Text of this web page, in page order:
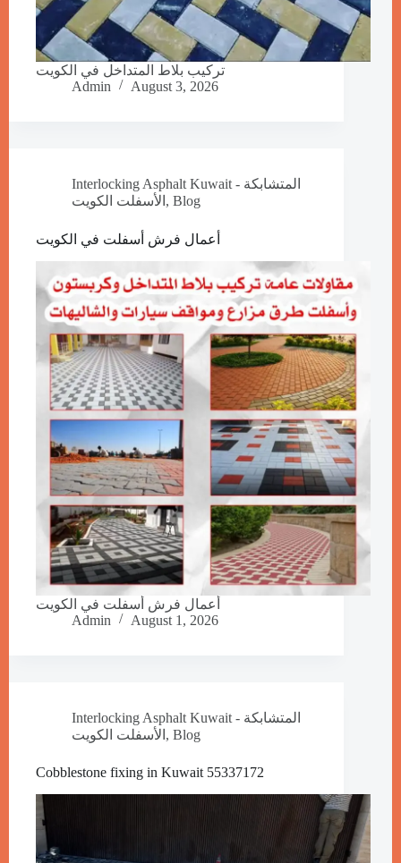
تركيب بلاط المتداخل في الكويت
Admin
August 3, 2026
Interlocking Asphalt Kuwait - المتشابكة
الأسفلت الكويت , Blog
أعمال فرش أسفلت في الكويت
أعمال فرش أسفلت في الكويت
Admin
August 1, 2026
Interlocking Asphalt Kuwait - المتشابكة
الأسفلت الكويت , Blog
Cobblestone fixing in Kuwait 55337172